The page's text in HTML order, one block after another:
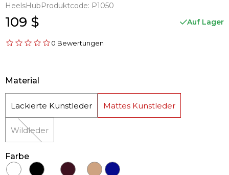
HeelsHubProduktcode: P1050
109 $ Auf Lager
0 Bewertungen
Material
Lackierte Kunstleder Mattes Kunstleder
Wildleder
Farbe